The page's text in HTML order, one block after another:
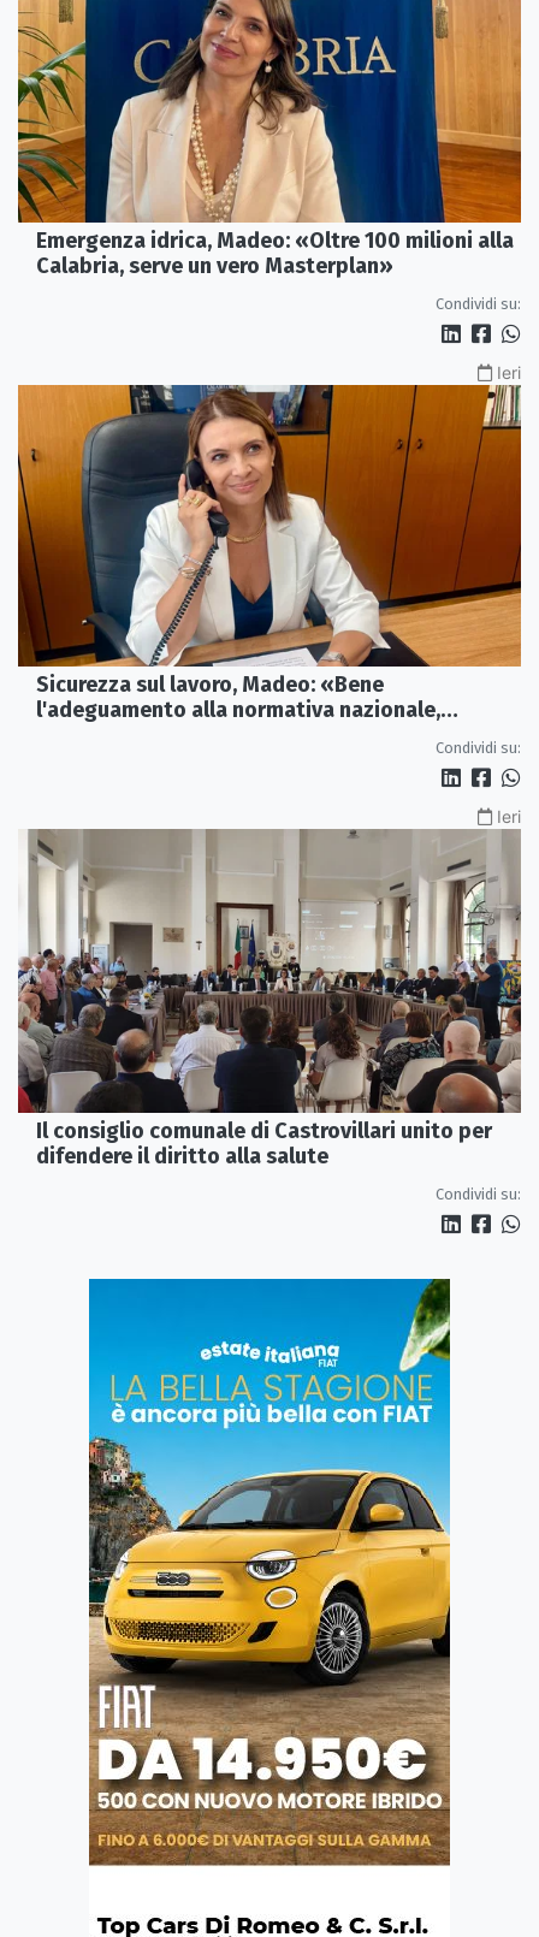
Emergenza idrica, Madeo: «Oltre 100 milioni alla
Calabria, serve un vero Masterplan»
Condividi su:
Ieri
Sicurezza sul lavoro, Madeo: «Bene
l'adeguamento alla normativa nazionale,
Condividi su:
Ieri
Il consiglio comunale di Castrovillari unito per
difendere il diritto alla salute
Condividi su: